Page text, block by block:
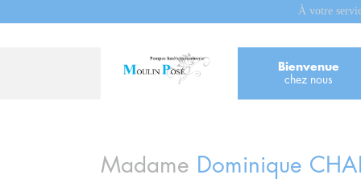
À votre
Bienvenue
chez nous
Madame Dominique